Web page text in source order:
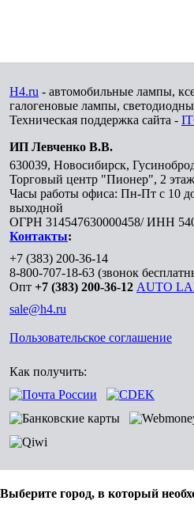
H4.ru - автомобильные лампы,
галогеновые лампы,
Техническая поддержка сайта -
ИП Левченко В.В.
630039, Новосибирск,
Торговый центр "Пионер", 2
Часы работы офиса: Пн-Пт с 10
выходной
ОГРН 314547630000458/ ИНН
Контакты:
+7 (383) 200-36-14
8-800-707-18-63 (звонок
Опт +7 (383) 200-36-12 AUTO
sale@h4.ru
Пользовательское соглашение
Как получить:
Выберите город, в который